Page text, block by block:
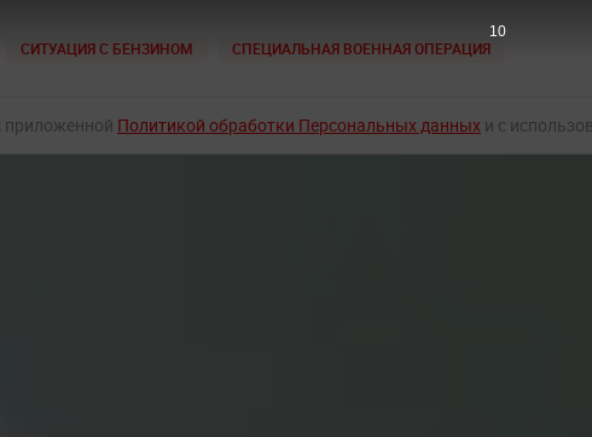
СИТУАЦИЯ С БЕНЗИНОМ СПЕЦИАЛЬНАЯ ВОЕННАЯ ОПЕРАЦИЯ
приложенной Политикой обработки Персональных данных и с
8